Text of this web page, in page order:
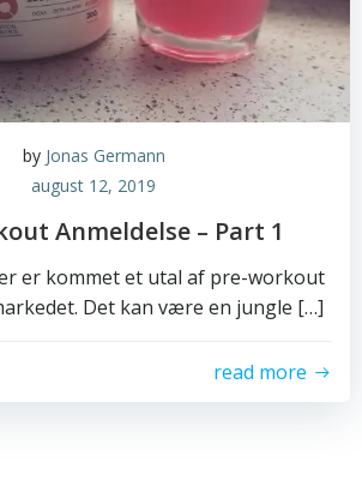
by Jonas Germann
august 12, 2019
Anmeldelse – Part 1
er kommet et utal af pre-workout
Det kan være en jungle […]
read more